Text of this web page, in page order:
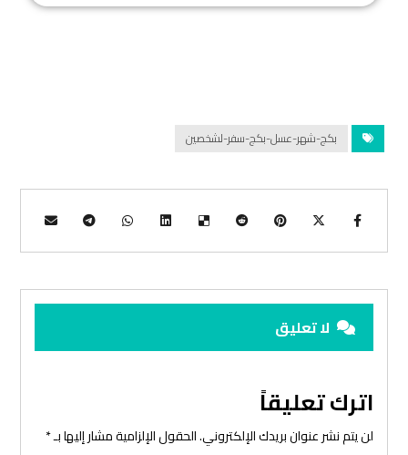
بكج-شهر-عسل-بكج-سفر-لشخصين
لا تعليق
اترك تعليقاً
لن يتم نشر عنوان بريدك الإلكتروني.الحقول الإلزامية مشار إليها بـ*